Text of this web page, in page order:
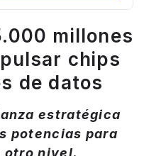
millones
chips
de datos
estratégica
potencias para
otro nivel.